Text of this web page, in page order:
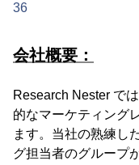
36
会社概要：
Research Nester で
的なマーケティング
ます。当社の熟練し
グ担当者のグループ